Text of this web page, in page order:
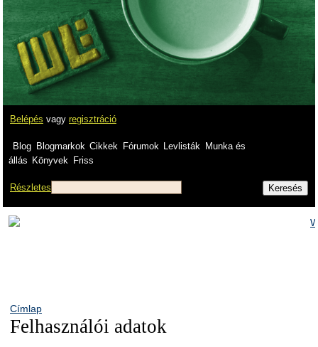
Belépés vagy regisztráció
Blog Blogmarkok Cikkek Fórumok Levlisták
Munka és
állás Könyvek Friss
Részletes
Címlap
Felhasználói adatok